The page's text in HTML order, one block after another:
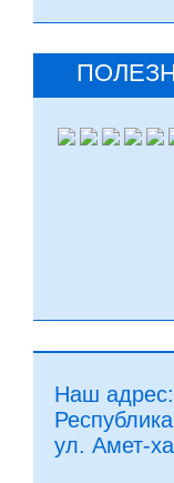
Наш адрес:
ул. Амет-